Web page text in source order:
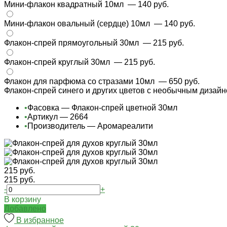
Мини-флакон квадратный 10мл — 140 руб.
Мини-флакон овальный (сердце) 10мл — 140 руб.
Флакон-спрей прямоугольный 30мл — 215 руб.
Флакон-спрей круглый 30мл — 215 руб.
Флакон для парфюма со стразами 10мл — 650 руб.
Флакон-спрей синего и других цветов с необычным
•Фасовка — Флакон-спрей цветной 30мл
•Артикул — 2664
•Производитель — Аромареалити
215 руб.
215 руб.
-
+
В корзину
Добавлено
В избранное